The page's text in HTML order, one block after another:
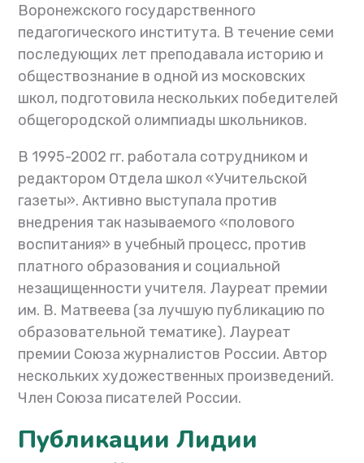
Воронежского государственного
педагогического института. В течение семи
последующих лет преподавала историю и
обществознание в одной из московских
школ, подготовила нескольких победителей
общегородской олимпиады школьников.
В 1995-2002 гг. работала сотрудником и
редактором Отдела школ «Учительской
газеты». Активно выступала против
внедрения так называемого «полового
воспитания» в учебный процесс, против
платного образования и социальной
незащищенности учителя. Лауреат премии
им. В. Матвеева (за лучшую публикацию по
образовательной тематике). Лауреат
премии Союза журналистов России. Автор
нескольких художественных произведений.
Член Союза писателей России.
Публикации Лидии